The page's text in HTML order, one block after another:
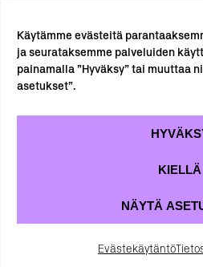
Käytämme evästeitä
ja seurataksemme palveluiden
painamalla ”Hyväksy” tai muuttaa
asetukset”.
KIELLÄ
NÄYTÄ
Evästekäytäntö
TILAA
Tietosuojaseloste
Evästekäytäntö